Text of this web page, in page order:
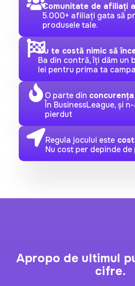
Comunitate de afiliați
5.000+ afiliați gata să
produsele tale.
Nu te costă nimic să
Ba din contră, îți dăm un
lei pentru prima ta
O parte din
În BusinessLeague, și
pierdut
Regula jocului este
Nu cost per depinde de
Apropo de ultimul
cifre.